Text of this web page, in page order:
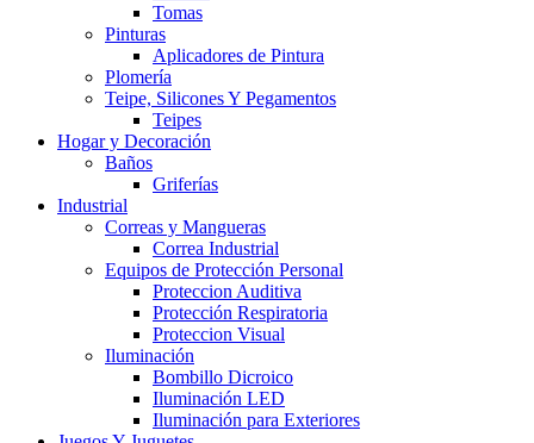
Tomas
Pinturas
Aplicadores de Pintura
Plomería
Teipe, Silicones Y Pegamentos
Teipes
Hogar y Decoración
Baños
Griferías
Industrial
Correas y Mangueras
Correa Industrial
Equipos de Protección Personal
Proteccion Auditiva
Protección Respiratoria
Proteccion Visual
Iluminación
Bombillo Dicroico
Iluminación LED
Iluminación para Exteriores